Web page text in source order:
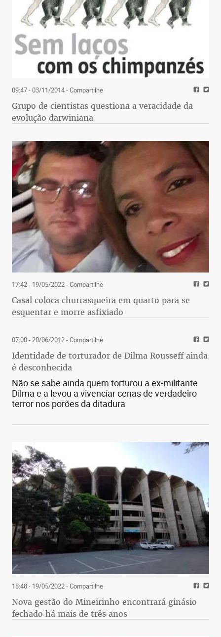
09:47 - 03/11/2014- Compartilhe
Grupo de cientistas questiona a veracidade da
evolução darwiniana
17:42 - 19/05/2022- Compartilhe
Casal coloca churrasqueira em quarto para se
esquentar e morre asfixiado
07:00 - 20/06/2012- Compartilhe
Identidade de torturador de Dilma Rousseff ainda
é desconhecida
Não se sabe ainda quem torturou a ex-militante
Dilma e a levou a vivenciar cenas de verdadeiro
terror nos porões da ditadura
18:48 - 19/05/2022- Compartilhe
Nova gestão do Mineirinho encontrará ginásio
fechado há mais de três anos